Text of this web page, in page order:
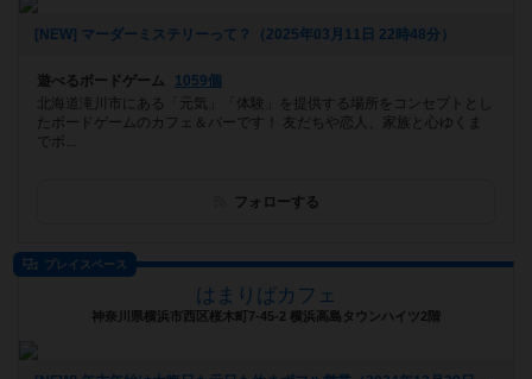
[NEW] マーダーミステリーって？（2025年03月11日 22時48分）
遊べるボードゲーム
1059個
北海道滝川市にある「元気」「体験」を提供する場所をコンセプトとし
たボードゲームのカフェ＆バーです！ 友だちや恋人、家族と心ゆくま
でボ...
フォローする
プレイスペース
はまりばカフェ
神奈川県横浜市西区桜木町7-45-2 横浜高島タウンハイツ2階